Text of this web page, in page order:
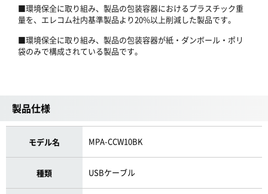
■環境保全に取り組み、製品の包装容器におけるプラスチック重
量を、エレコム社内基準製品より20%以上削減した製品です。
■環境保全に取り組み、製品の包装容器が紙・ダンボール・ポリ
袋のみで構成されている製品です。
製品仕様
モデル名 MPA-CCW10BK
種類 USBケーブル